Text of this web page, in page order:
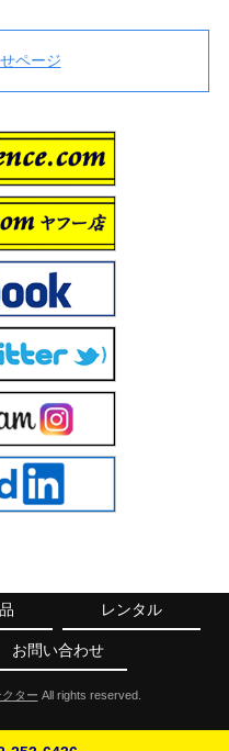
ページ
レンタル
お問い合わせ
ター All rights reserved.